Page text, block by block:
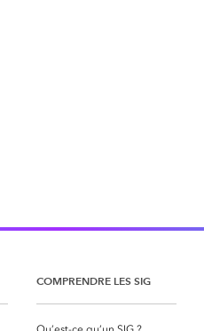
COMPRENDRE LES SIG